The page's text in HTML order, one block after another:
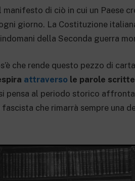
di ciò in cui un Paese
giorno. La Costituzione
della Seconda guerra
che rende questo pezzo di
attraverso le parole scritte
pensa al periodo storico
che rimarrà sempre una